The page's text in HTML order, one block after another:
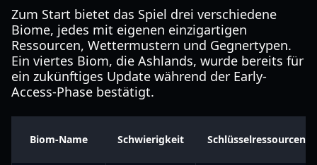
Zum Start bietet das Spiel drei verschiedene
Biome, jedes mit eigenen einzigartigen
Ressourcen, Wettermustern und Gegnertypen.
Ein viertes Biom, die Ashlands, wurde bereits für
ein zukünftiges Update während der Early-
Access-Phase bestätigt.
Biom-Name Schwierigkeit Schlüsselressourcen